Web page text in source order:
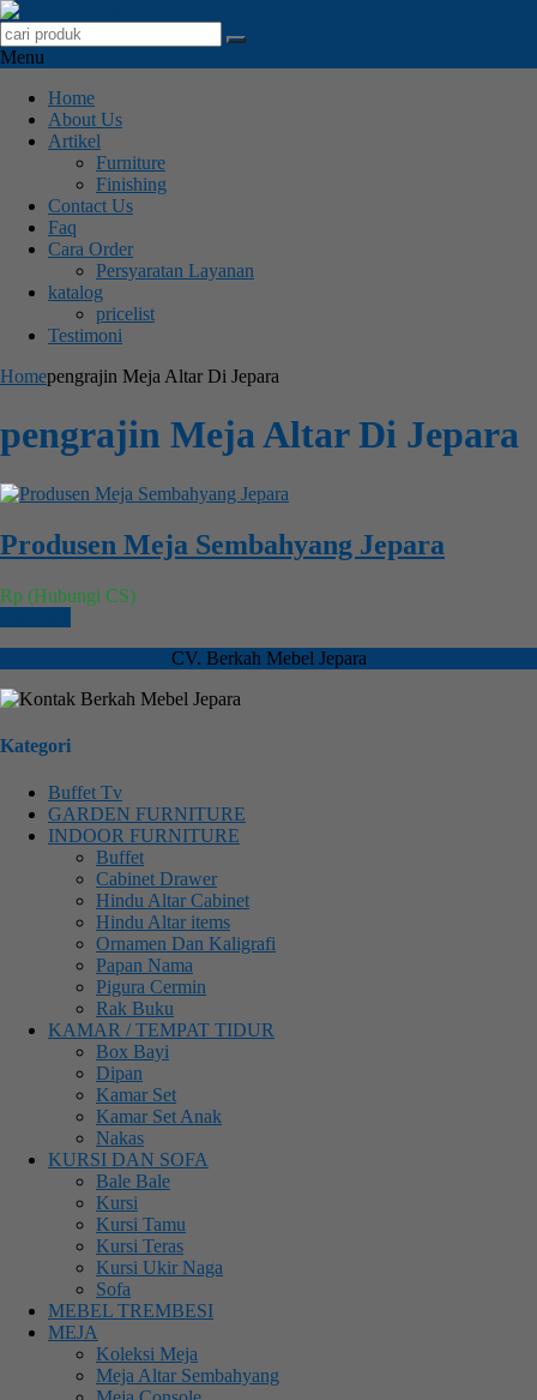
Menu
Home
About Us
Artikel
Furniture
Finishing
Contact Us
Faq
Cara Order
Persyaratan Layanan
katalog
pricelist
Testimoni
Homepengrajin Meja Altar Di Jepara
pengrajin Meja Altar Di Jepara
Produsen Meja Sembahyang Jepara
Rp (Hubungi CS)
CV. Berkah Mebel Jepara
Kategori
Buffet Tv
GARDEN FURNITURE
INDOOR FURNITURE
Buffet
Cabinet Drawer
Hindu Altar Cabinet
Hindu Altar items
Ornamen Dan Kaligrafi
Papan Nama
Pigura Cermin
Rak Buku
KAMAR / TEMPAT TIDUR
Box Bayi
Dipan
Kamar Set
Kamar Set Anak
Nakas
KURSI DAN SOFA
Bale Bale
Kursi
Kursi Tamu
Kursi Teras
Kursi Ukir Naga
Sofa
MEBEL TREMBESI
MEJA
Koleksi Meja
Meja Altar Sembahyang